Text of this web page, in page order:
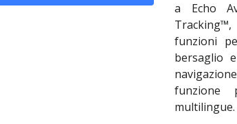
a Echo
funzioni
bersaglio
funzione
multilingue.